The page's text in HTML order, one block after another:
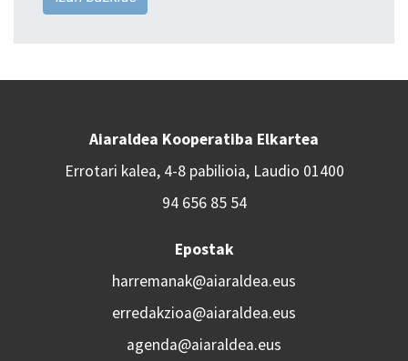
Aiaraldea Kooperatiba Elkartea
Errotari kalea, 4-8 pabilioia, Laudio 01400
94 656 85 54
Epostak
harremanak@aiaraldea.eus
erredakzioa@aiaraldea.eus
agenda@aiaraldea.eus